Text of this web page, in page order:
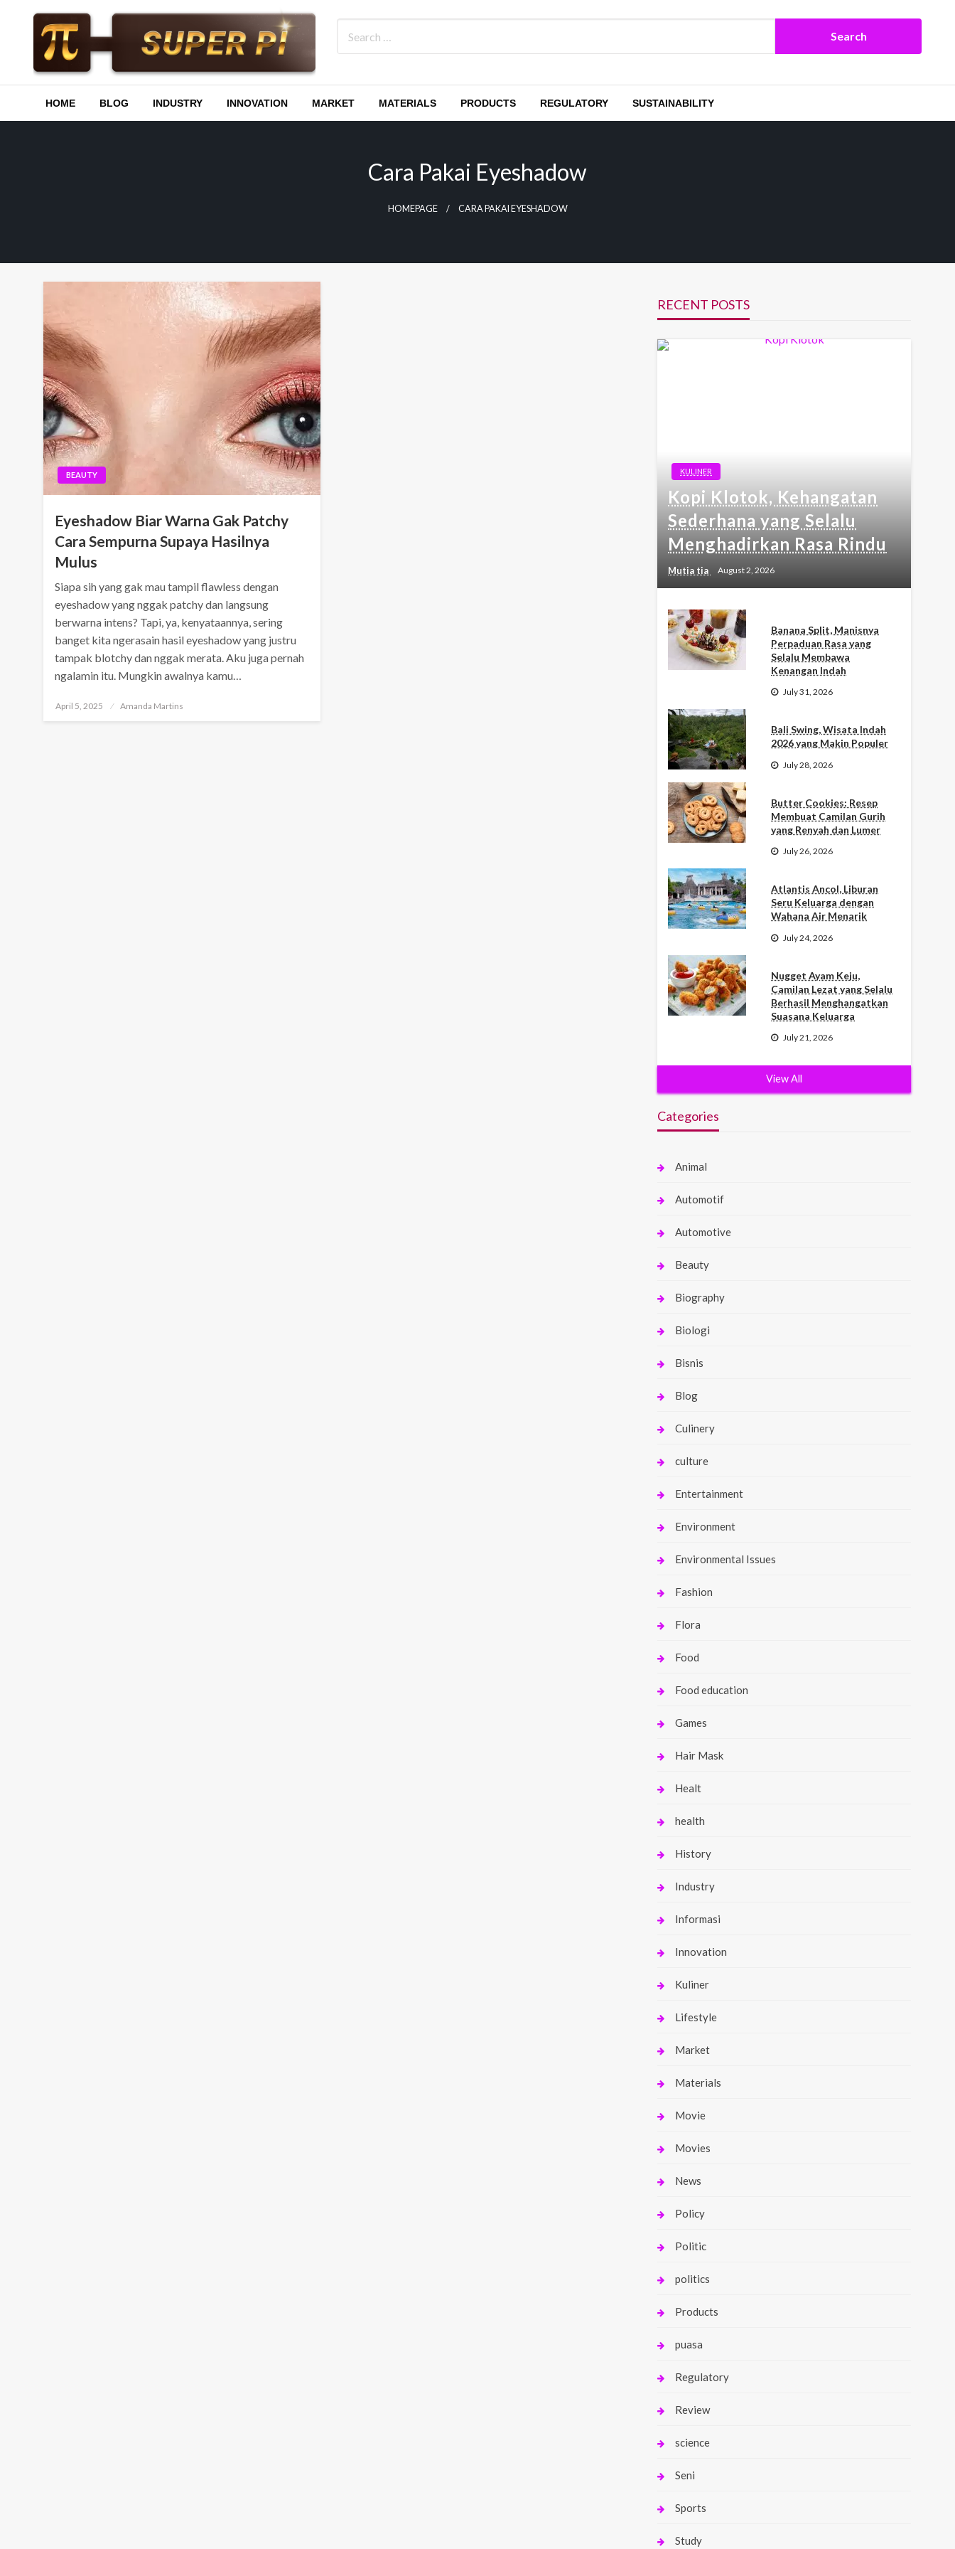
Superpi
HOME BLOG INDUSTRY INNOVATION MARKET MATERIALS PRODUCTS REGULATORY SUSTAINABILITY
Cara Pakai Eyeshadow
HOMEPAGE CARA PAKAI EYESHADOW
BEAUTY
Eyeshadow Biar Warna Gak Patchy
Cara Sempurna Supaya Hasilnya
Mulus
Siapa sih yang gak mau tampil flawless dengan
eyeshadow yang nggak patchy dan langsung
berwarna intens? Tapi, ya, kenyataannya, sering
banget kita ngerasain hasil eyeshadow yang justru
tampak blotchy dan nggak merata. Aku juga pernah
ngalamin itu. Mungkin awalnya kamu…
Posted
April 5, 2025 Amanda Martins
RECENT POSTS
KULINER
Kopi Klotok, Kehangatan
Sederhana yang Selalu
Menghadirkan Rasa Rindu
Mutia tia August 2, 2026
Banana Split, Manisnya
Perpaduan Rasa yang
Selalu Membawa
Kenangan Indah
July 31, 2026
Bali Swing, Wisata Indah
2026 yang Makin Populer
July 28, 2026
Butter Cookies: Resep
Membuat Camilan Gurih
yang Renyah dan Lumer
July 26, 2026
Atlantis Ancol, Liburan
Seru Keluarga dengan
Wahana Air Menarik
July 24, 2026
Nugget Ayam Keju,
Camilan Lezat yang Selalu
Berhasil Menghangatkan
Suasana Keluarga
July 21, 2026
View All
Categories
Animal
Automotif
Automotive
Beauty
Biography
Biologi
Bisnis
Blog
Culinery
culture
Entertainment
Environment
Environmental Issues
Fashion
Flora
Food
Food education
Games
Hair Mask
Healt
health
History
Industry
Informasi
Innovation
Kuliner
Lifestyle
Market
Materials
Movie
Movies
News
Policy
Politic
politics
Products
puasa
Regulatory
Review
science
Seni
Sports
Study